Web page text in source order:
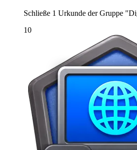
Schließe 1 Urkunde der Gruppe
10